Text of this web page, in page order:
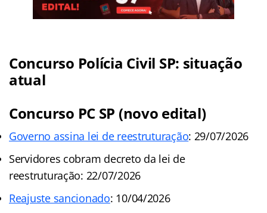
Concurso Polícia Civil SP: situação
atual
Concurso PC SP (novo edital)
Governo assina lei de reestruturação: 29/07/2026
Servidores cobram decreto da lei de
reestruturação: 22/07/2026
Reajuste sancionado: 10/04/2026